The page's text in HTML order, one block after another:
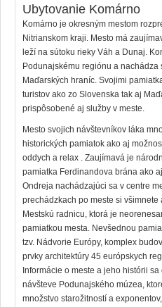
Ubytovanie Komárno
Komárno je okresným mestom
Nitrianskom kraji. Mesto má
leží na sútoku rieky Váh a Dunaj.
Podunajskému regiónu a nachádza
Maďarských hraníc. Svojimi
turistov ako zo Slovenska tak aj
prispôsobené aj služby v meste.
Mesto svojich návštevníkov láka
historických pamiatok ako aj
oddych a relax . Zaujímavá je
pamiatka Ferdinandova brána ako
Ondreja nachádzajúci sa v centre
prechádzkach po meste si všimnete
Mestskú radnicu, ktorá je
pamiatkou mesta. Nevšednou
tzv. Nádvorie Európy, komplex
prvky architektúry 45 európskych
Informácie o meste a jeho histórii
návšteve Podunajského múzea,
množstvo starožitností a